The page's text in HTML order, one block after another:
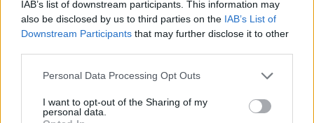
IAB’s list of downstream participants. This information may
also be disclosed by us to third parties on the IAB’s List of
Downstream Participants that may further disclose it to other
Personal Data Processing Opt Outs
I want to opt-out of the Sharing of my
personal data.